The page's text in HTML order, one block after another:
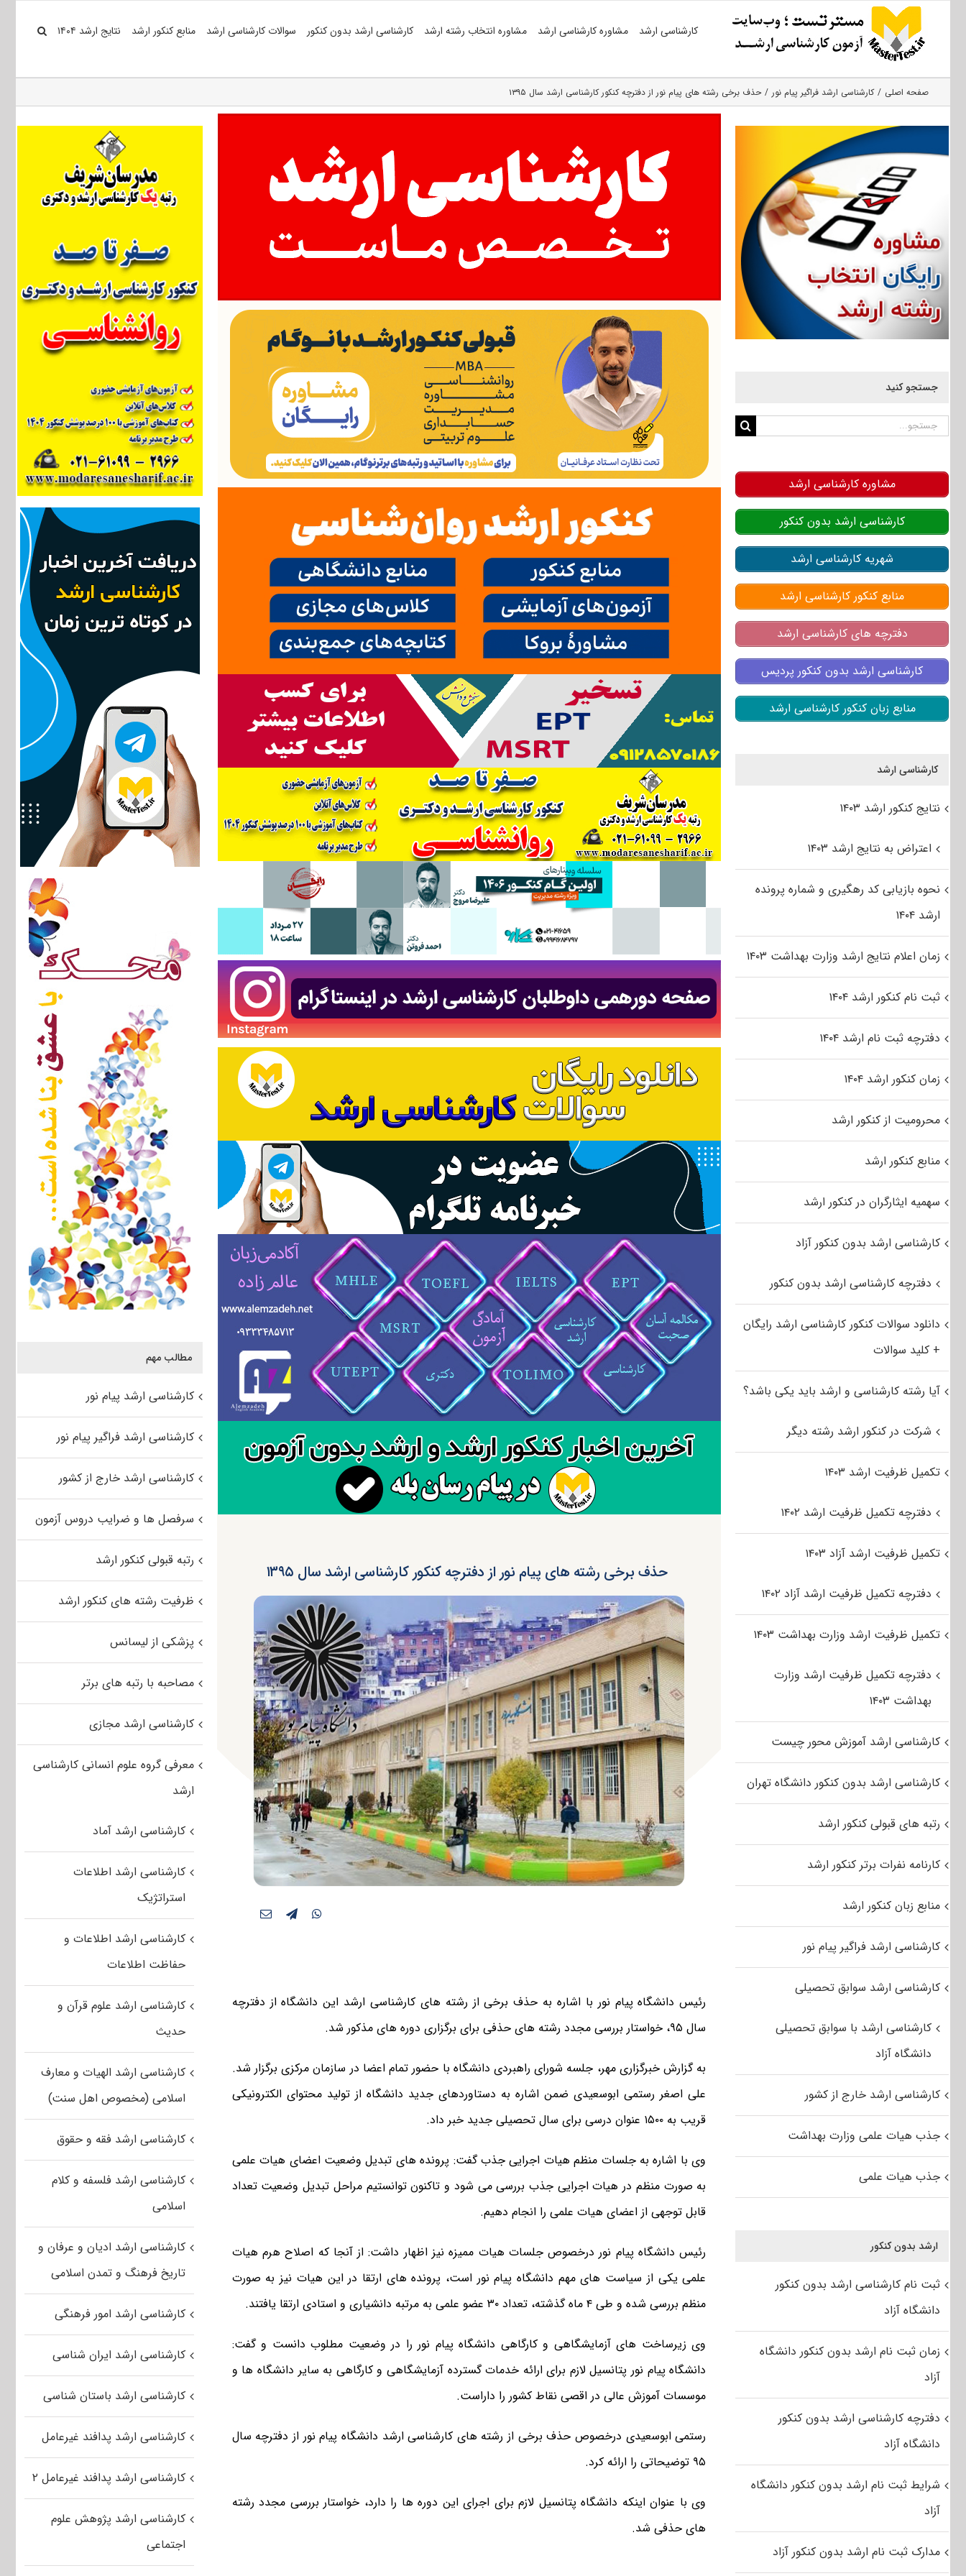
کارشناسی ارشد مشاوره کارشناسی ارشد مشاوره انتخاب رشته ارشد کارشناسی ارشد بدون کنکور سوالات کارشناسی ارشد منابع کنکور ارشد نتایج ارشد ۱۴۰۴
صفحه اصلی کارشناسی ارشد فراگیر پیام نور حذف برخی رشته های پیام نور از دفترچه کنکور کارشناسی ارشد سال ۱۳۹۵
حذف برخی رشته های پیام نور از دفترچه کنکور کارشناسی ارشد سال ۱۳۹۵
رئیس دانشگاه پیام نور با اشاره به حذف برخی از رشته های کارشناسی ارشد این دانشگاه از دفترچه
سال ۹۵، خواستار بررسی مجدد رشته های حذفی برای برگزاری دوره های مذکور شد.
به گزارش خبرگزاری مهر، جلسه شورای راهبردی دانشگاه با حضور تمام اعضا در سازمان مرکزی برگزار شد.
علی اصغر رستمی ابوسعیدی ضمن اشاره به دستاوردهای جدید دانشگاه از تولید محتوای الکترونیکی
قریب به ۱۵۰۰ عنوان درسی برای سال تحصیلی جدید خبر داد
.
وی با اشاره به جلسات منظم هیات اجرایی جذب گفت: پرونده های تبدیل وضعیت اعضای هیات علمی
به صورت منظم در هیات اجرایی جذب بررسی می شود و تاکنون توانستیم مراحل تبدیل وضعیت تعداد
قابل توجهی از اعضای هیات علمی را انجام دهیم.
رئیس دانشگاه پیام نور درخصوص جلسات هیات ممیزه نیز اظهار داشت: از آنجا که اصلاح هرم هیات
علمی یکی از سیاست های مهم دانشگاه پیام نور است، پرونده های ارتقا در این هیات نیز به صورت
منظم بررسی شده و طی ۴ ماه گذشته، تعداد ۳۰ عضو علمی به مرتبه دانشیاری و استادی ارتقا یافتند
.
وی زیرساخت های آزمایشگاهی و کارگاهی دانشگاه پیام نور را در وضعیت مطلوب دانست و گفت:
دانشگاه پیام نور پتانسیل لازم برای ارائه خدمات گسترده آزمایشگاهی و کارگاهی به سایر دانشگاه ها و
موسسات آموزش عالی در اقصی نقاط کشور را داراست.
رستمی ابوسعیدی درخصوص حذف برخی از رشته های کارشناسی ارشد دانشگاه پیام نور از دفترچه سال
۹۵ توضیحاتی را ارائه کرد.
وی با عنوان اینکه دانشگاه پتانسیل لازم برای اجرای این دوره ها را دارد، خواستار بررسی مجدد رشته
های حذفی شد.
مطالب مهم
کارشناسی ارشد پیام نور
کارشناسی ارشد فراگیر پیام نور
کارشناسی ارشد خارج از کشور
سرفصل ها و ضرایب دروس آزمون
رتبه قبولی کنکور ارشد
ظرفیت رشته های کنکور ارشد
پزشکی از لیسانس
مصاحبه با رتبه های برتر
کارشناسی ارشد مجازی
معرفی گروه علوم انسانی کارشناسی
ارشد
کارشناسی ارشد آماد
کارشناسی ارشد اطلاعات
استراتژیک
کارشناسی ارشد اطلاعات و
حفاظت اطلاعات
کارشناسی ارشد علوم قرآن و
حدیث
کارشناسی ارشد الهیات و معارف
اسلامی (مخصوص اهل سنت)
کارشناسی ارشد فقه و حقوق
کارشناسی ارشد فلسفه و کلام
اسلامی
کارشناسی ارشد ادیان و عرفان و
تاریخ فرهنگ و تمدن اسلامی
کارشناسی ارشد امور فرهنگی
کارشناسی ارشد ایران شناسی
کارشناسی ارشد باستان شناسی
کارشناسی ارشد پدافند غیرعامل
کارشناسی ارشد پدافند غیرعامل ۲
کارشناسی ارشد پژوهش علوم
اجتماعی
جستجو کنید
جستجو
مشاوره کارشناسی ارشد
کارشناسی ارشد بدون کنکور
شهریه کارشناسی ارشد
منابع کنکور کارشناسی ارشد
دفترچه های کارشناسی ارشد
کارشناسی ارشد بدون کنکور پردیس
منابع زبان کنکور کارشناسی ارشد
کارشناسی ارشد
نتایج کنکور ارشد ۱۴۰۳
اعتراض به نتایج ارشد ۱۴۰۳
نحوه بازیابی کد رهگیری و شماره پرونده
ارشد ۱۴۰۴
زمان اعلام نتایج ارشد وزارت بهداشت ۱۴۰۳
ثبت نام کنکور ارشد ۱۴۰۴
دفترچه ثبت نام ارشد ۱۴۰۴
زمان کنکور ارشد ۱۴۰۴
محرومیت از کنکور ارشد
منابع کنکور ارشد
سهمیه ایثارگران در کنکور ارشد
کارشناسی ارشد بدون کنکور آزاد
دفترچه کارشناسی ارشد بدون کنکور
دانلود سوالات کنکور کارشناسی ارشد رایگان
+ کلید سوالات
آیا رشته کارشناسی و ارشد باید یکی باشد؟
شرکت در کنکور ارشد رشته دیگر
تکمیل ظرفیت ارشد ۱۴۰۳
دفترچه تکمیل ظرفیت ارشد ۱۴۰۲
تکمیل ظرفیت ارشد آزاد ۱۴۰۳
دفترچه تکمیل ظرفیت ارشد آزاد ۱۴۰۲
تکمیل ظرفیت ارشد وزارت بهداشت ۱۴۰۳
دفترچه تکمیل ظرفیت ارشد وزارت
بهداشت ۱۴۰۳
کارشناسی ارشد آموزش محور چیست
کارشناسی ارشد بدون کنکور دانشگاه تهران
رتبه های قبولی کنکور ارشد
کارنامه نفرات برتر کنکور ارشد
منابع زبان کنکور ارشد
کارشناسی ارشد فراگیر پیام نور
کارشناسی ارشد سوابق تحصیلی
کارشناسی ارشد با سوابق تحصیلی
دانشگاه آزاد
کارشناسی ارشد خارج از کشور
جذب هیات علمی وزارت بهداشت
جذب هیات علمی
ارشد بدون کنکور
ثبت نام کارشناسی ارشد بدون کنکور
دانشگاه آزاد
زمان ثبت نام ارشد بدون کنکور دانشگاه
آزاد
دفترچه کارشناسی ارشد بدون کنکور
دانشگاه آزاد
شرایط ثبت نام ارشد بدون کنکور دانشگاه
آزاد
مدارک ثبت نام ارشد بدون کنکور آزاد